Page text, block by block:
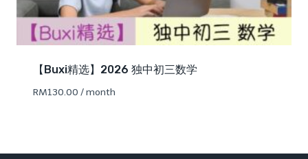
【Buxi精选】2026 独中初三数学
RM130.00 / month